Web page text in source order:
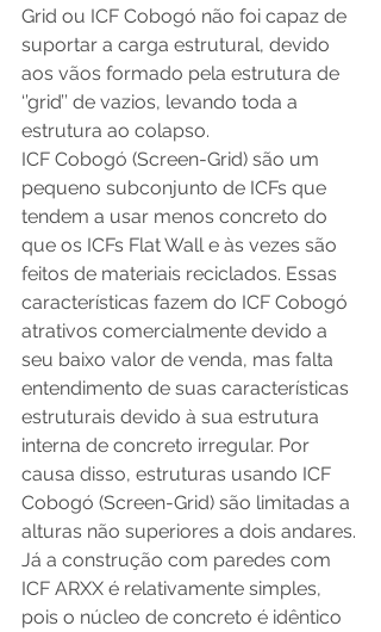
Grid ou ICF Cobogó não foi capaz de
suportar a carga estrutural, devido
aos vãos formado pela estrutura de
‘’grid’’ de vazios, levando toda a
estrutura ao colapso.
ICF Cobogó (Screen-Grid) são um
pequeno subconjunto de ICFs que
tendem a usar menos concreto do
que os ICFs Flat Wall e às vezes são
feitos de materiais reciclados. Essas
características fazem do ICF Cobogó
atrativos comercialmente devido a
seu baixo valor de venda, mas falta
entendimento de suas características
estruturais devido à sua estrutura
interna de concreto irregular. Por
causa disso, estruturas usando ICF
Cobogó (Screen-Grid) são limitadas a
alturas não superiores a dois andares.
Já a construção com paredes com
ICF ARXX é relativamente simples,
pois o núcleo de concreto é idêntico